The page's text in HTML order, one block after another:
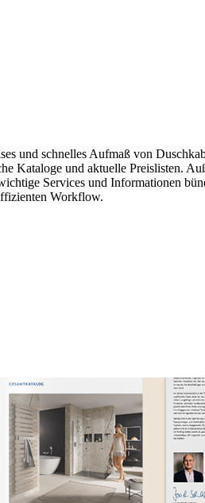
und schnelles Aufmaß von
Kataloge und aktuelle Preislisten.
Services und Informationen
Workflow.